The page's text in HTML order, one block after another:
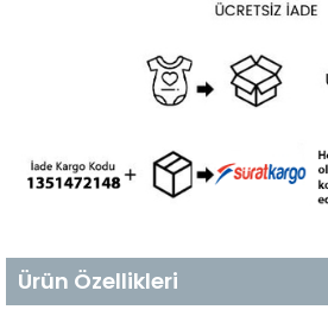
Ürün Özellikleri